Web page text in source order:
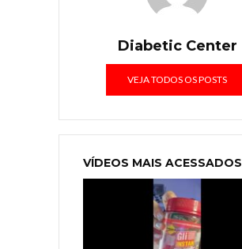
Diabetic Center
VEJA TODOS OS POSTS
VÍDEOS MAIS ACESSADOS